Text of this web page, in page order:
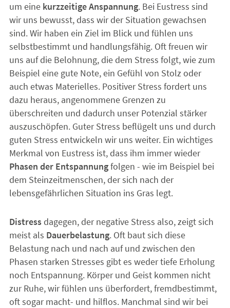
um eine kurzzeitige Anspannung. Bei Eustress sind
wir uns bewusst, dass wir der Situation gewachsen
sind. Wir haben ein Ziel im Blick und fühlen uns
selbstbestimmt und handlungsfähig. Oft freuen wir
uns auf die Belohnung, die dem Stress folgt, wie zum
Beispiel eine gute Note, ein Gefühl von Stolz oder
auch etwas Materielles. Positiver Stress fordert uns
dazu heraus, angenommene Grenzen zu
überschreiten und dadurch unser Potenzial stärker
auszuschöpfen. Guter Stress beflügelt uns und durch
guten Stress entwickeln wir uns weiter. Ein wichtiges
Merkmal von Eustress ist, dass ihm immer wieder
Phasen der Entspannungfolgen - wie im Beispiel bei
dem Steinzeitmenschen, der sich nach der
lebensgefährlichen Situation ins Gras legt.
Distressdagegen, der negative Stress also, zeigt sich
meist als Dauerbelastung. Oft baut sich diese
Belastung nach und nach auf und zwischen den
Phasen starken Stresses gibt es weder tiefe Erholung
noch Entspannung. Körper und Geist kommen nicht
zur Ruhe, wir fühlen uns überfordert, fremdbestimmt,
oft sogar macht- und hilflos. Manchmal sind wir bei